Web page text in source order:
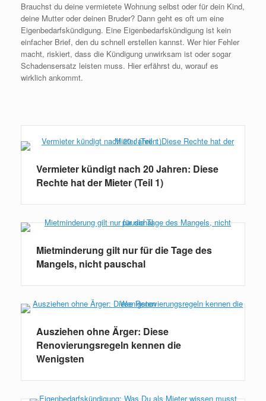
Brauchst du deine vermietete Wohnung selbst oder für dein Kind,
deine Mutter oder deinen Bruder? Dann geht es oft um eine
Eigenbedarfskündigung. Eine Eigenbedarfskündigung ist kein
einfacher Brief, den du schnell erstellen kannst. Wer hier Fehler
macht, riskiert, dass die Kündigung unwirksam ist oder sogar
Schadensersatz leisten muss. Hier erfährst du, worauf es
wirklich ankommt.
Vermieter kündigt nach 20 Jahren: Diese
Rechte hat der Mieter (Teil 1)
Mietminderung gilt nur für die Tage des
Mangels, nicht pauschal
Ausziehen ohne Ärger: Diese
Renovierungsregeln kennen die
Wenigsten